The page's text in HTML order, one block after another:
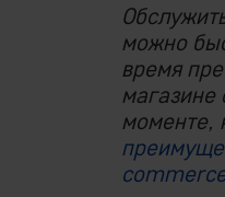
можно
время
магазине
моменте,